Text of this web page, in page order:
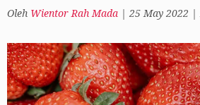
Oleh Wientor Rah Mada 25 May 2022